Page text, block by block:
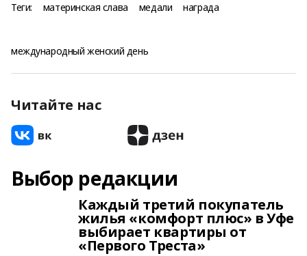
Теги: материнская слава медали награда
международный женский день
Читайте нас
Выбор редакции
Каждый третий покупатель
жилья «комфорт плюс» в Уфе
выбирает квартиры от
«Первого Треста»